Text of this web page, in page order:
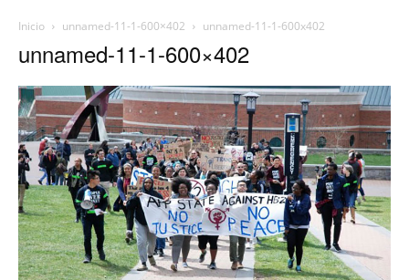
Inicio unnamed-11-1-600×402 unnamed-11-1-600x402
unnamed-11-1-600×402